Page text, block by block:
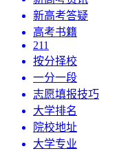
新高考答疑
高考书籍
211
按分择校
一分一段
志愿填报技巧
大学排名
院校地址
大学专业